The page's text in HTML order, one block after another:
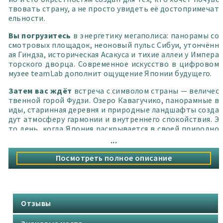
(онлайн связь и рекомендации).
твовать страну, а не просто увидеть её достопримечат
ельности.
Вы погрузитесь в энергетику мегаполиса: панорамы со
смотровых площадок, неоновый пульс Сибуи, утончённ
ая Гиндза, историческая Асакуса и тихие аллеи у Импера
торского дворца. Современное искусство в цифровом
музее teamLab дополнит ощущение Японии будущего.
Затем вас ждёт встреча с символом страны — величес
твенной горой Фудзи. Озеро Кавагучико, панорамные в
иды, старинная деревня и природные ландшафты созда
дут атмосферу гармонии и внутреннего спокойствия. Э
то день, когда Япония раскрывается в своей природно
Камакура познакомитвас с эпохой самураев и Велики
м Буддой, а прогулка у океана подарит ощущение прос
ой площадки.
Тур сочетаеткультуру, природу, гастрономию и эстет
ику. Каждый день продуман до деталей: логичный марш
...
Посмотреть полное описание
Отзывы